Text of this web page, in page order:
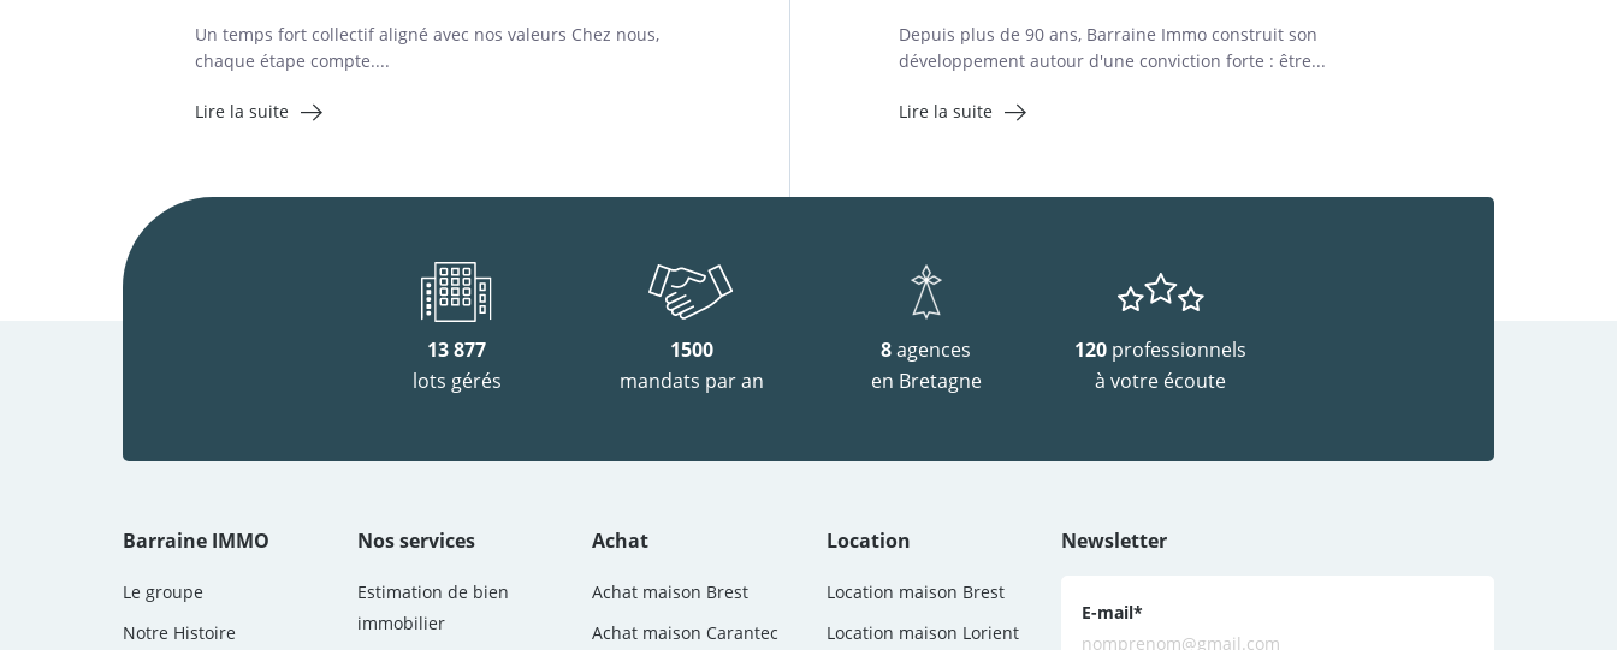
Un temps fort collectif aligné avec nos valeurs Chez nous,
chaque étape compte....
Lire la suite
Depuis plus de 90 ans, Barraine Immo construit son
développement autour d'une conviction forte : être...
Lire la suite
13 877
lots gérés
1500
mandats par an
8agences
en Bretagne
120 professionnels
à votre écoute
Barraine IMMO
Le groupe
Notre Histoire
Nos services
Estimation de bien
immobilier
Achat
Achat maison Brest
Achat maison Carantec
Location
Location maison Brest
Location maison Lorient
Newsletter
E-mail*